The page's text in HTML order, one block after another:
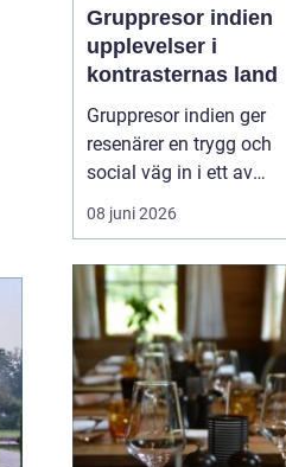
Gruppresor indien
upplevelser i
kontrasternas land
Gruppresor indien ger
resenärer en trygg och
social väg in i ett av
världens mest färgstarka
länder. Landet bjuder på
heliga platser och
myllrande städer, mellan
snöklädda bergstoppar
och tropiska stränder.
Med en erfaren res...
08 juni 2026